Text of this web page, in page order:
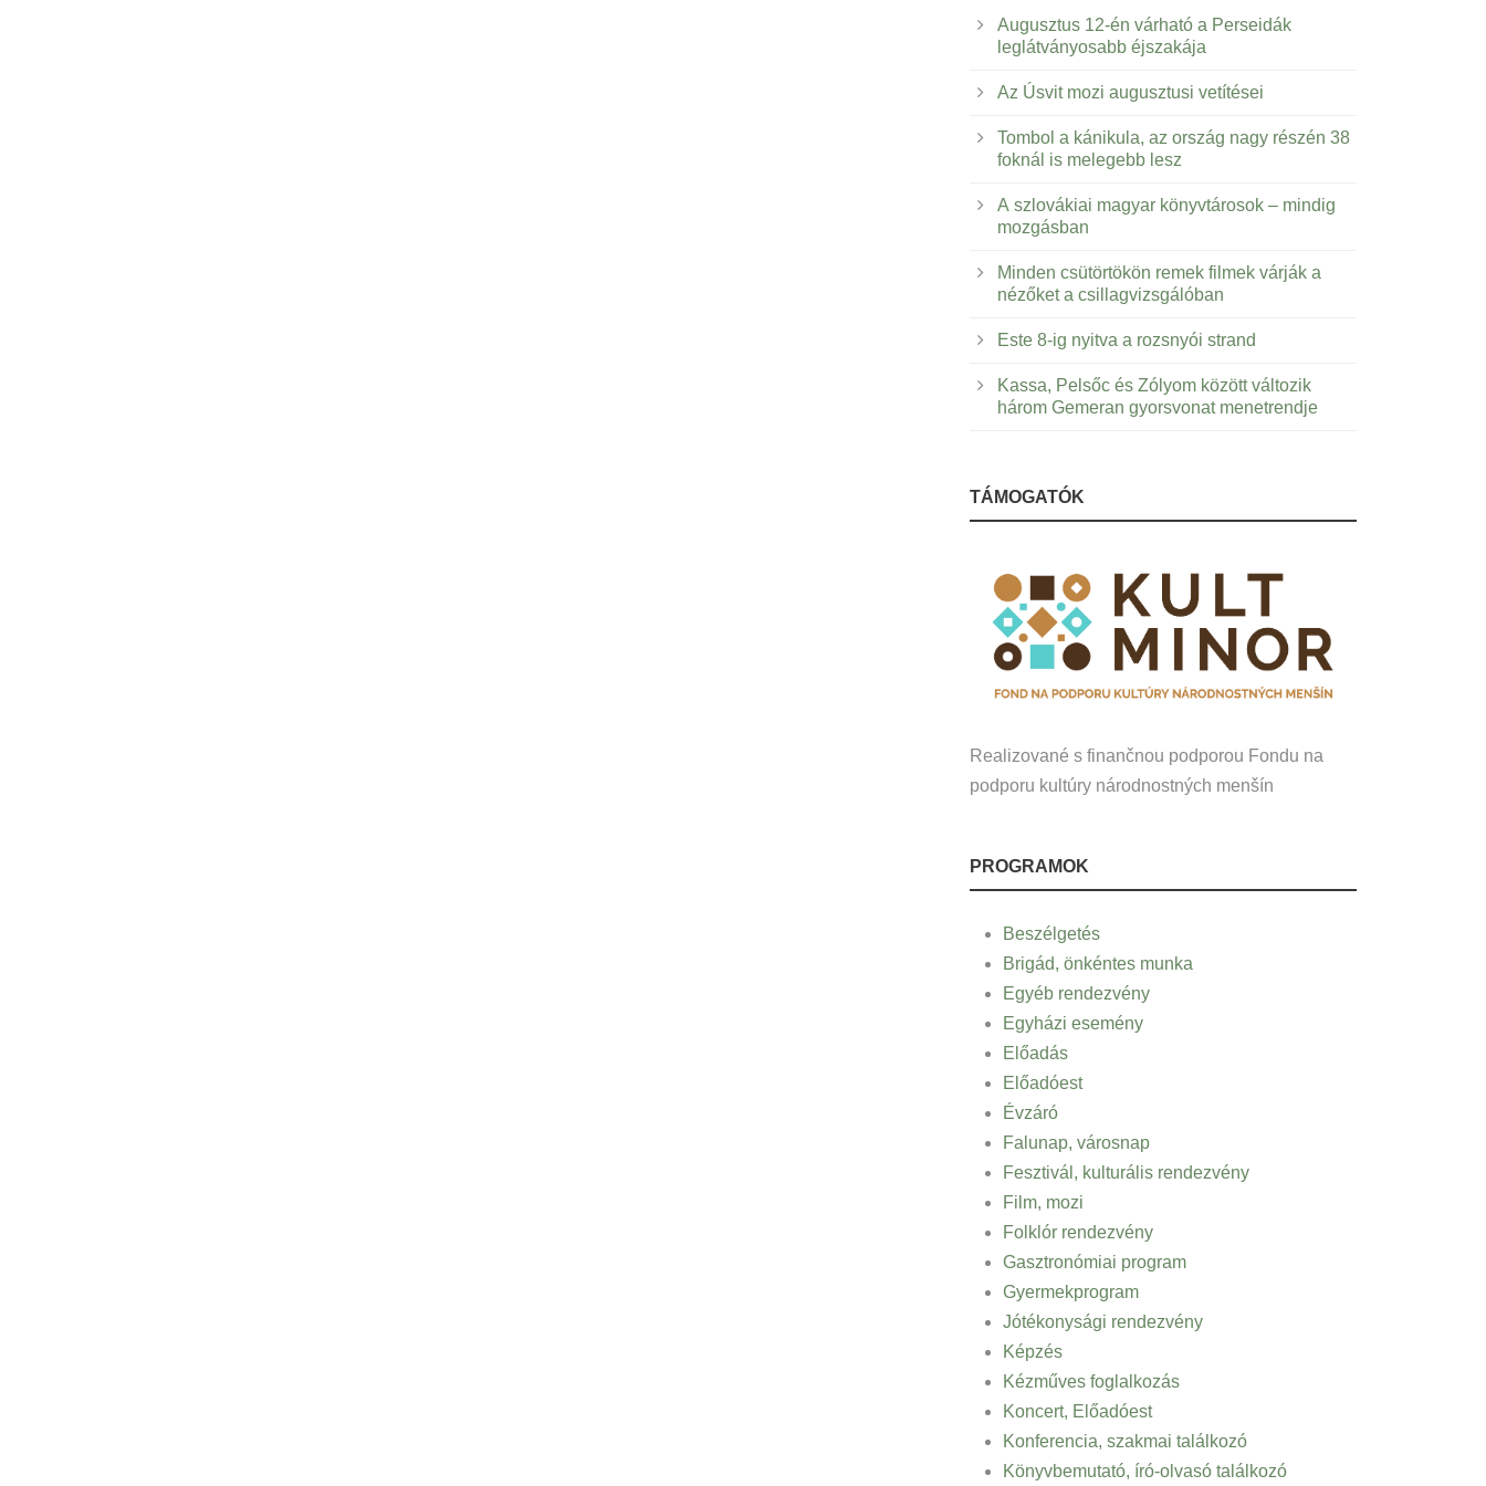
Augusztus 12-én várható a Perseidák
leglátványosabb éjszakája
Az Úsvit mozi augusztusi vetítései
Tombol a kánikula, az ország nagy részén 38
foknál is melegebb lesz
A szlovákiai magyar könyvtárosok – mindig
mozgásban
Minden csütörtökön remek filmek várják a
nézőket a csillagvizsgálóban
Este 8-ig nyitva a rozsnyói strand
Kassa, Pelsőc és Zólyom között változik
három Gemeran gyorsvonat menetrendje
TÁMOGATÓK
Realizované s finančnou podporou Fondu na
podporu kultúry národnostných menšín
PROGRAMOK
Beszélgetés
Brigád, önkéntes munka
Egyéb rendezvény
Egyházi esemény
Előadás
Előadóest
Évzáró
Falunap, városnap
Fesztivál, kulturális rendezvény
Film, mozi
Folklór rendezvény
Gasztronómiai program
Gyermekprogram
Jótékonysági rendezvény
Képzés
Kézműves foglalkozás
Koncert, Előadóest
Konferencia, szakmai találkozó
Könyvbemutató, író-olvasó találkozó